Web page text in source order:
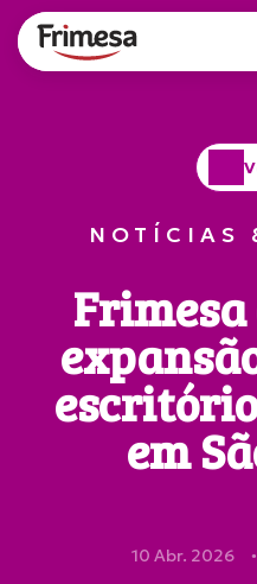
NOTÍCIAS
em
10 Abr. 2026 ●